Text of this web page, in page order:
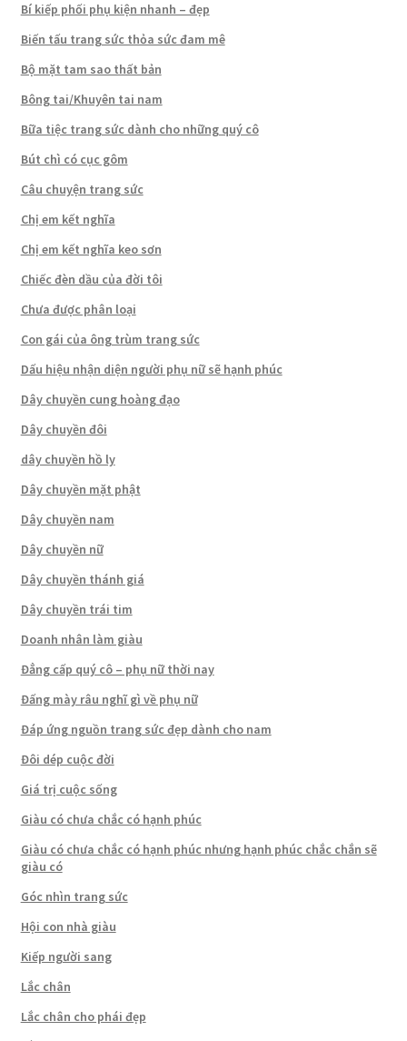
Bí kiếp phối phụ kiện nhanh – đẹp
Biến tấu trang sức thỏa sức đam mê
Bộ mặt tam sao thất bản
Bông tai/Khuyên tai nam
Bữa tiệc trang sức dành cho những quý cô
Bút chì có cục gôm
Câu chuyện trang sức
Chị em kết nghĩa
Chị em kết nghĩa keo sơn
Chiếc đèn dầu của đời tôi
Chưa được phân loại
Con gái của ông trùm trang sức
Dấu hiệu nhận diện người phụ nữ sẽ hạnh phúc
Dây chuyền cung hoàng đạo
Dây chuyền đôi
dây chuyền hồ ly
Dây chuyền mặt phật
Dây chuyền nam
Dây chuyền nữ
Dây chuyền thánh giá
Dây chuyền trái tim
Doanh nhân làm giàu
Đẳng cấp quý cô – phụ nữ thời nay
Đấng mày râu nghĩ gì về phụ nữ
Đáp ứng nguồn trang sức đẹp dành cho nam
Đôi dép cuộc đời
Giá trị cuộc sống
Giàu có chưa chắc có hạnh phúc
Giàu có chưa chắc có hạnh phúc nhưng hạnh phúc chắc chắn sẽ
giàu có
Góc nhìn trang sức
Hội con nhà giàu
Kiếp người sang
Lắc chân
Lắc chân cho phái đẹp